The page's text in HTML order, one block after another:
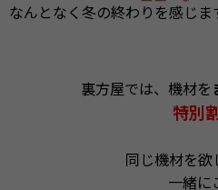
なんとなく冬の終わりを感じま
裏方屋では、機材を
特別
同じ機材を
一緒に